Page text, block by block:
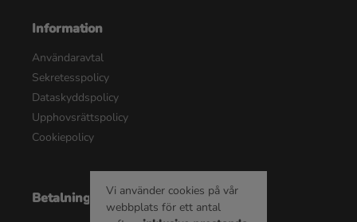
Information
Användaravtal
Sekretesspolicy
Dataskyddspolicy
Upphovsrättspolicy
Cookiepolicy
BetalningsalternativVi använder cookies på vår
webbplats för ett antal